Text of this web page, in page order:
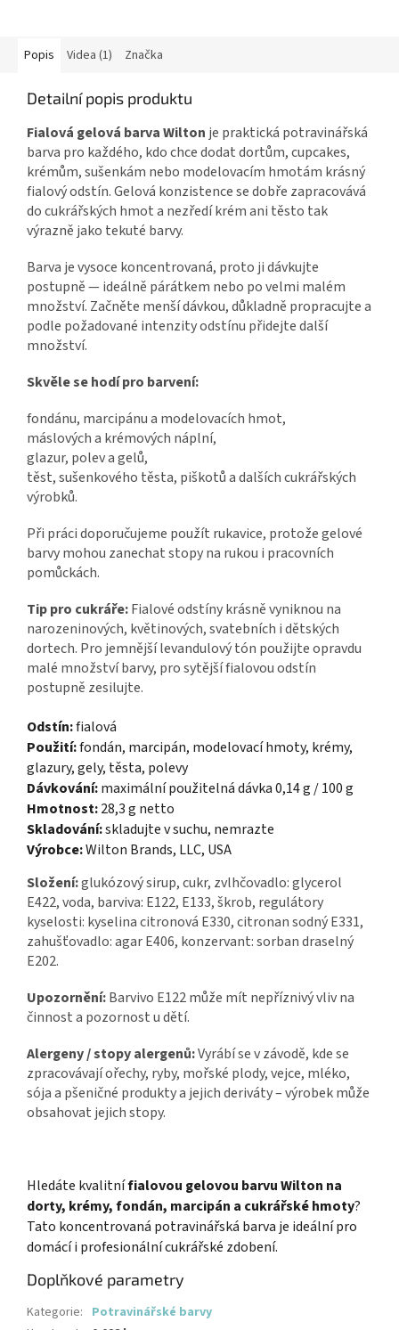
Popis Videa (1) Značka
Detailní popis produktu
Fialová gelová barva Wilton je praktická potravinářská
barva pro každého, kdo chce dodat dortům, cupcakes,
krémům, sušenkám nebo modelovacím hmotám krásný
fialový odstín. Gelová konzistence se dobře zapracovává
do cukrářských hmot a nezředí krém ani těsto tak
výrazně jako tekuté barvy.
Barva je vysoce koncentrovaná, proto ji dávkujte
postupně — ideálně párátkem nebo po velmi malém
množství. Začněte menší dávkou, důkladně propracujte a
podle požadované intenzity odstínu přidejte další
množství.
Skvěle se hodí pro barvení:
fondánu, marcipánu a modelovacích hmot,
máslových a krémových náplní,
glazur, polev a gelů,
těst, sušenkového těsta, piškotů a dalších cukrářských
výrobků.
Při práci doporučujeme použít rukavice, protože gelové
barvy mohou zanechat stopy na rukou i pracovních
pomůckách.
Tip pro cukráře:Fialové odstíny krásně vyniknou na
narozeninových, květinových, svatebních i dětských
dortech. Pro jemnější levandulový tón použijte opravdu
malé množství barvy, pro sytější fialovou odstín
postupně zesilujte.
Odstín:fialová
Použití:fondán, marcipán, modelovací hmoty, krémy,
glazury, gely, těsta, polevy
Dávkování:maximální použitelná dávka 0,14 g / 100 g
Hmotnost:28,3 g netto
Skladování:skladujte v suchu, nemrazte
Výrobce:Wilton Brands, LLC, USA
Složení:glukózový sirup, cukr, zvlhčovadlo: glycerol
E422, voda, barviva: E122, E133, škrob, regulátory
kyselosti: kyselina citronová E330, citronan sodný E331,
zahušťovadlo: agar E406, konzervant: sorban draselný
E202.
Upozornění:Barvivo E122 může mít nepříznivý vliv na
činnost a pozornost u dětí.
Alergeny / stopy alergenů:Vyrábí se v závodě, kde se
zpracovávají ořechy, ryby, mořské plody, vejce, mléko,
sója a pšeničné produkty a jejich deriváty – výrobek může
obsahovat jejich stopy.
Hledáte kvalitnífialovou gelovou barvu Wilton na
dorty, krémy, fondán, marcipán a cukrářské hmoty?
Tato koncentrovaná potravinářská barva je ideální pro
domácí i profesionální cukrářské zdobení.
Doplňkové parametry
Kategorie: Potravinářské barvy